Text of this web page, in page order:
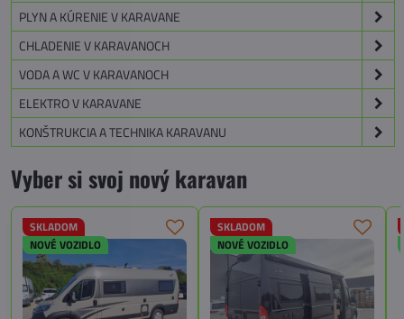
PLYN A KÚRENIE V KARAVANE
CHLADENIE V KARAVANOCH
VODA A WC V KARAVANOCH
ELEKTRO V KARAVANE
KONŠTRUKCIA A TECHNIKA KARAVANU
Vyber si svoj nový karavan
SKLADOM
NOVÉ VOZIDLO
SKLADOM
NOVÉ VOZIDLO